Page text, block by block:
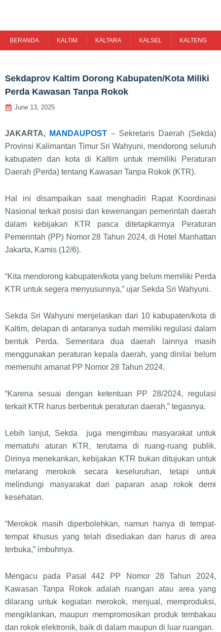
content
BERANDA KALTIM KALTARA KALSEL KALTENG
Sekdaprov Kaltim Dorong Kabupaten/Kota Miliki
Perda Kawasan Tanpa Rokok
June 13, 2025
JAKARTA, MANDAUPOST– Sekretaris Daerah (Sekda)
Provinsi Kalimantan Timur Sri Wahyuni, mendorong seluruh
kabupaten dan kota di Kaltim untuk memiliki Peraturan
Daerah (Perda) tentang Kawasan Tanpa Rokok (KTR).
Hal ini disampaikan saat menghadiri Rapat Koordinasi
Nasional terkait posisi dan kewenangan pemerintah daerah
dalam kebijakan KTR pasca ditetapkannya Peraturan
Pemerintah (PP) Nomor 28 Tahun 2024, di Hotel Manhattan
Jakarta, Kamis (12/6).
“Kita mendorong kabupaten/kota yang belum memiliki Perda
KTR untuk segera menyusunnya,” ujar Sekda Sri Wahyuni.
Sekda Sri Wahyuni menjelaskan dari 10 kabupaten/kota di
Kaltim, delapan di antaranya sudah memiliki regulasi dalam
bentuk Perda. Sementara dua daerah lainnya masih
menggunakan peraturan kepala daerah, yang dinilai belum
memenuhi amanat PP Nomor 28 Tahun 2024.
“Karena sesuai dengan ketentuan PP 28/2024, regulasi
terkait KTR harus berbentuk peraturan daerah,” tegasnya.
Lebih lanjut, Sekda juga mengimbau masyarakat untuk
mematuhi aturan KTR, terutama di ruang-ruang publik.
Dirinya menekankan, kebijakan KTR bukan ditujukan untuk
melarang merokok secara keseluruhan, tetapi untuk
melindungi masyarakat dari paparan asap rokok demi
kesehatan.
“Merokok masih diperbolehkan, namun hanya di tempat-
tempat khusus yang telah disediakan dan harus di area
terbuka,” imbuhnya.
Mengacu pada Pasal 442 PP Nomor 28 Tahun 2024,
Kawasan Tanpa Rokok adalah ruangan atau area yang
dilarang untuk kegiatan merokok, menjual, memproduksi,
mengiklankan, maupun mempromosikan produk tembakau
dan rokok elektronik, baik di dalam maupun di luar ruangan.